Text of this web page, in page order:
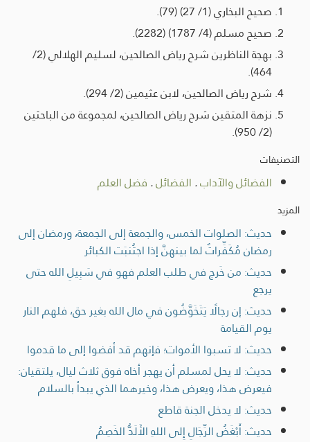
صحيح البخاري (1/ 27) (79).
صحيح مسلم (4/ 1787) (2282).
بهجة الناظرين شرح رياض الصالحين، لسليم الهلالي (2/
464).
شرح رياض الصالحين، لابن عثيمين (2/ 294).
نزهة المتقين شرح رياض الصالحين، لمجموعة من الباحثين
(2/ 950).
التصنيفات
الفضائل والآداب. الفضائل. فضل العلم
المزيد
حديث: الصلوات الخمس، والجمعة إلى الجمعة، ورمضان إلى
رمضان مُكَفِّراتٌ لما بينهنَّ إذا اجتُنبَت الكبائر
حديث: من خَرج في طلب العلم فهو في سَبِيلِ الله حتى
يرجع
حديث: إن رجالًا يَتَخَوَّضُون في مال الله بغير حق، فلهم النار
يوم القيامة
حديث: لا تسبوا الأموات؛ فإنهم قد أفضوا إلى ما قدموا
حديث: لا يحل لمسلم أن يهجر أخاه فوق ثلاث ليال، يلتقيان:
فيعرض هذا، ويعرض هذا، وخيرهما الذي يبدأ بالسلام
حديث: لا يدخل الجنة قاطع
حديث: أَبْغَضُ الرِّجَالِ إِلى اللهِ الأَلَدُّ الخَصِمُ